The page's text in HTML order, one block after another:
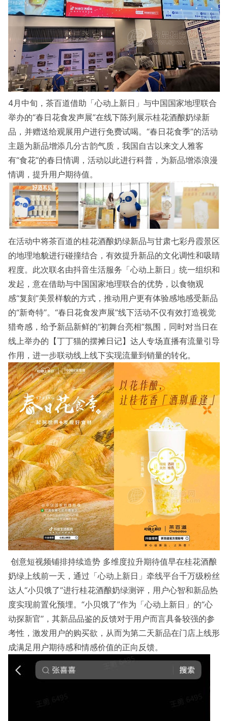
4月中旬，茶百道借助「心动上新日」与中国国家地理联合
举办的“春日花食发声展”在线下陈列展示桂花酒酿奶绿新
品，并赠送给观展用户进行免费试喝。“春日花食季”的活动
主题为新品增添几分古韵气质，我国自古以来文人雅客
有“食花”的春日情调，活动以此进行科普，为新品增添浪漫
情调，提升用户期待值。
在活动中将茶百道的桂花酒酿奶绿新品与甘肃七彩丹霞景区
的地理地貌进行碰撞结合，有效提升新品的文化调性和吸睛
程度。此次联名由抖音生活服务「心动上新日」统一组织和
发起，意在借助与中国国家地理联合的优势，以食物观
感“复刻”美景样貌的方式，推动用户更有体验感地感受新品
的“新奇特”。“春日花食发声展”线下活动不仅有效打造视觉
猎奇感，给予新品新鲜的“初舞台亮相”氛围，同时对当日在
线上举办的【丁丁猫的摆摊日记】达人专场直播有流量引导
作用，进一步联动线上线下实现流量到销量的转化。
创意短视频铺排持续造势 多维度拉升期待值早在桂花酒酿
奶绿上线前一天，通过「心动上新日」牵线平台千万级粉丝
达人“小贝饿了”进行桂花酒酿奶绿测评，用户心智和新品热
度实现前置化预埋。“小贝饿了”作为「心动上新日」的“心
动探新官”，其新品品鉴的反馈对于用户而言具备较强的参
考性，激发用户的购买欲，从而为第二天新品在门店上线形
成满足用户期待感和情感价值的正向反馈。